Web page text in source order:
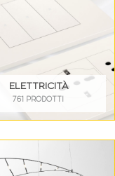
ELETTRICITÀ
761 PRODOTTI